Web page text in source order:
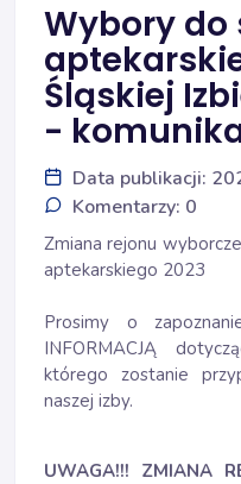
Wybory do
Śląskiej
-
Data publikacji:
Komentarzy: 0
Zmiana rejonu
aptekarskiego 2023
Prosimy o
INFORMACJĄ
którego zostanie
naszej izby.
UWAGA!!! ZMIANA